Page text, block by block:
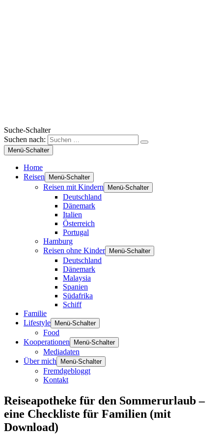
Suche-Schalter
Suchen nach:
Menü-Schalter
Home
Reisen
Menü-Schalter
Reisen mit Kindern Menü-Schalter
Deutschland
Dänemark
Italien
Österreich
Portugal
Hamburg
Reisen ohne Kinder
Menü-Schalter
Deutschland
Dänemark
Malaysia
Spanien
Südafrika
Schiff
Familie
Lifestyle
Menü-Schalter
Food
Kooperationen
Menü-Schalter
Mediadaten
Über mich
Menü-Schalter
Fremdgebloggt
Kontakt
Reiseapotheke für den Sommerurlaub –
eine Checkliste für Familien (mit
Download)